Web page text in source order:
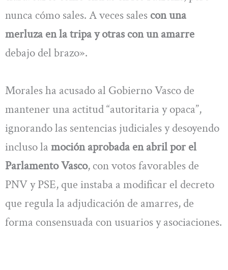
nunca cómo sales. A veces sales con una
merluza en la tripa y otras con un amarre
debajo del brazo».
Morales ha acusado al Gobierno Vasco de
mantener una actitud “autoritaria y opaca”,
ignorando las sentencias judiciales y desoyendo
incluso la moción aprobada en abril por el
Parlamento Vasco, con votos favorables de
PNV y PSE, que instaba a modificar el decreto
que regula la adjudicación de amarres, de
forma consensuada con usuarios y asociaciones.